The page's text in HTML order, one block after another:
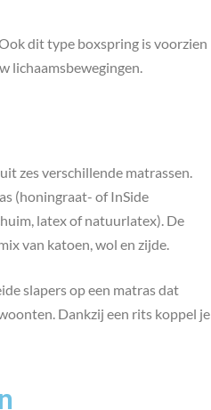
dit type boxspring is voorzien
lichaamsbewegingen.
zes verschillende matrassen.
(honingraat- of InSide
latex of natuurlatex). De
van katoen, wol en zijde.
slapers op een matras dat
Dankzij een rits koppel je